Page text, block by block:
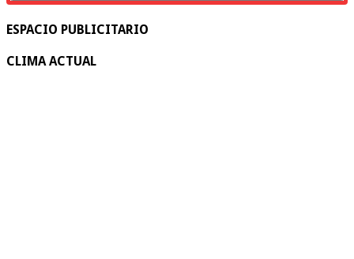
ESPACIO PUBLICITARIO
CLIMA ACTUAL